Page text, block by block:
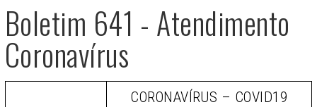
Boletim 641 - Atendimento
Coronavírus
CORONAVÍRUS – COVID19